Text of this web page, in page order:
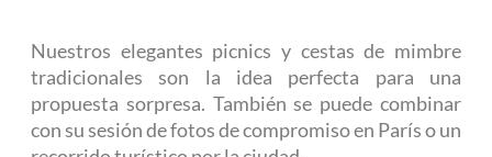
Nuestros elegantes picnics y cestas de mimbre
tradicionales son la idea perfecta para una
propuesta sorpresa. También se puede combinar
con su sesión de fotos de compromiso en París o un